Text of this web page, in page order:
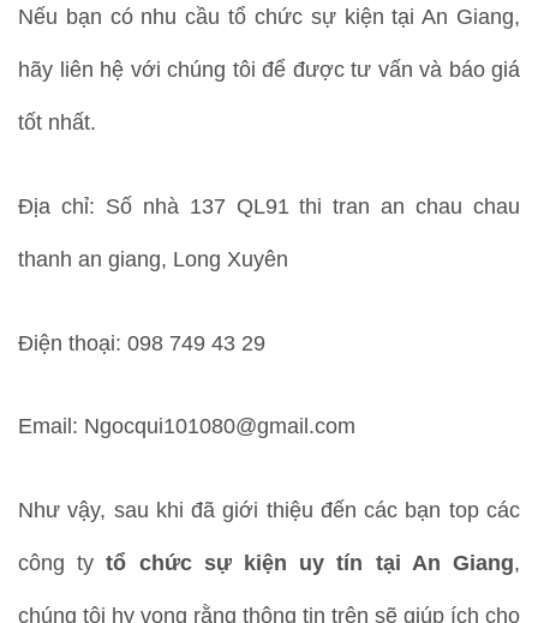
Nếu bạn có nhu cầu tổ chức sự kiện tại An Giang,
hãy liên hệ với chúng tôi để được tư vấn và báo giá
tốt nhất.
Địa chỉ: Số nhà 137 QL91 thi tran an chau chau
thanh an giang, Long Xuyên
Điện thoại: 098 749 43 29
Email: Ngocqui101080@gmail.com
Như vậy, sau khi đã giới thiệu đến các bạn top các
công ty tổ chức sự kiện uy tín tại An Giang,
chúng tôi hy vọng rằng thông tin trên sẽ giúp ích cho